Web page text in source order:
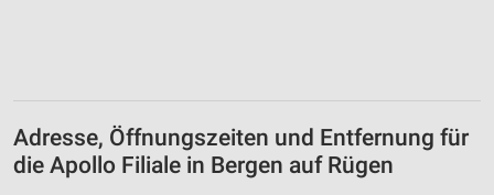
Adresse, Öffnungszeiten und Entfernung für
die Apollo Filiale in Bergen auf Rügen